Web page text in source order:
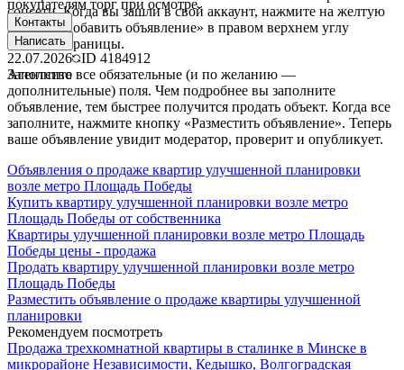
покупателям торг при осмотре.
Контакты
Написать
22.07.2026 ID 4184912
Агентство
соцсети. Когда вы зашли в свой аккаунт, нажмите на желтую
кнопку «Добавить объявление» в правом верхнем углу
главной страницы.
Заполните все обязательные (и по желанию —
дополнительные) поля. Чем подробнее вы заполните
объявление, тем быстрее получится продать объект. Когда все
заполните, нажмите кнопку «Разместить объявление». Теперь
ваше объявление увидит модератор, проверит и опубликует.
Объявления о продаже квартир улучшенной планировки
возле метро Площадь Победы
Купить квартиру улучшенной планировки возле метро
Площадь Победы от собственника
Квартиры улучшенной планировки возле метро Площадь
Победы цены - продажа
Продать квартиру улучшенной планировки возле метро
Площадь Победы
Разместить объявление о продаже квартиры улучшенной
планировки
Рекомендуем посмотреть
Продажа трехкомнатной квартиры в сталинке в Минске в
микрорайоне Независимости, Кедышко, Волгоградская